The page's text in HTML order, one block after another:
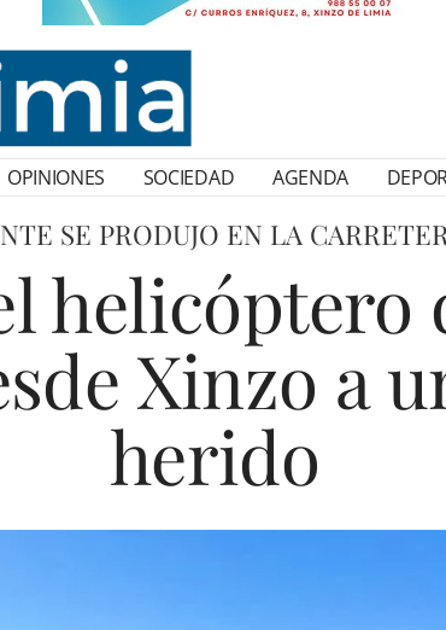
OPINIONES SOCIEDAD AGENDA
SE PRODUJO EN LA
helicóptero
Xinzo a
herido